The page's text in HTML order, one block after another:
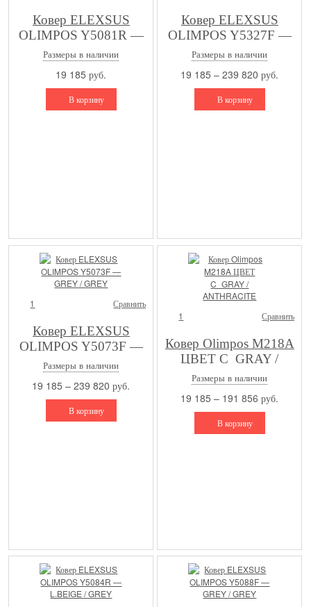
Ковер ELEXSUS
OLIMPOS Y5081R —
L.BEIGE / GREY R
Размеры в наличии
19 185 руб.
В корзину
Ковер ELEXSUS
OLIMPOS Y5327F —
GREY / D.GREY
Размеры в наличии
19 185 – 239 820 руб.
В корзину
1 Сравнить
Ковер ELEXSUS
OLIMPOS Y5073F —
GREY / GREY
Размеры в наличии
19 185 – 239 820 руб.
В корзину
1 Сравнить
Ковер Olimpos M218A
ЦВЕТ C_GRAY /
ANTHRACITE
Размеры в наличии
19 185 – 191 856 руб.
В корзину